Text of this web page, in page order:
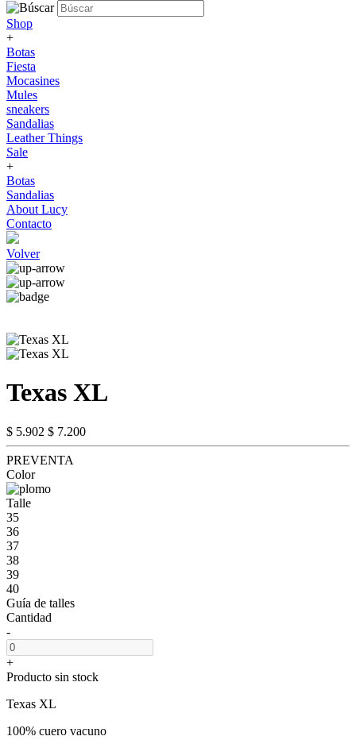
Shop
+
Botas
Fiesta
Mocasines
Mules
sneakers
Sandalias
Leather Things
Sale
+
Botas
Sandalias
About Lucy
Contacto
Volver
Texas XL
$ 5.902 $ 7.200
PREVENTA
Color
Talle
35
36
37
38
39
40
Guía de talles
Cantidad
-
+
Producto sin stock
Texas XL
100% cuero vacuno